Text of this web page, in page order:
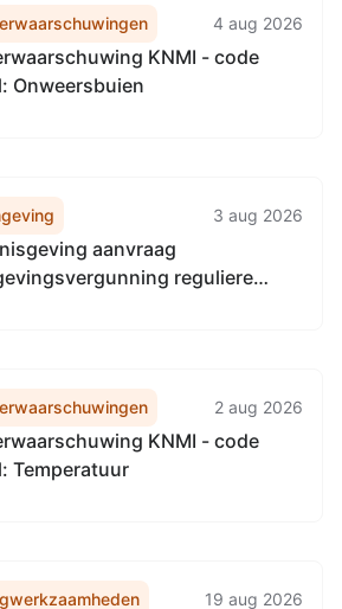
4 aug 2026
KNMI - code
Onweersbuien
3 aug 2026
aanvraag
reguliere
2 aug 2026
KNMI - code
Temperatuur
19 aug 2026